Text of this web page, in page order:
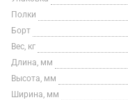
Полки
Борт
Вес, кг
Длина, мм
Высота, мм
Ширина, мм